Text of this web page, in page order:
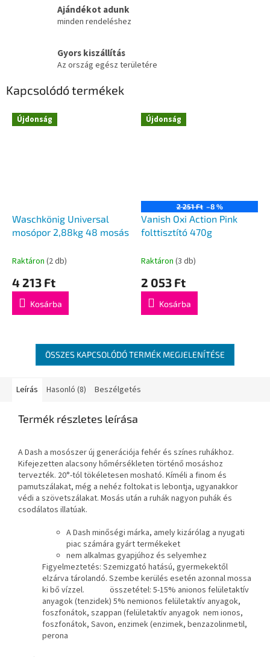
Ajándékot adunk
minden rendeléshez
Gyors kiszállítás
Az ország egész területére
Kapcsolódó termékek
Újdonság
Waschkönig Universal
mosópor 2,88kg 48 mosás
Raktáron (2 db)
4 213 Ft
Kosárba
Újdonság
2 251 Ft –8 %
Vanish Oxi Action Pink
folttisztító 470g
Raktáron (3 db)
2 053 Ft
Kosárba
ÖSSZES KAPCSOLÓDÓ TERMÉK MEGJELENÍTÉSE
Leírás Hasonló (8) Beszélgetés
Termék részletes leírása
A Dash a mosószer új generációja fehér és színes ruhákhoz.
Kifejezetten alacsony hőmérsékleten történő mosáshoz
tervezték. 20°-tól tökéletesen mosható. Kíméli a finom és
pamutszálakat, még a nehéz foltokat is lebontja, ugyanakkor
védi a szövetszálakat. Mosás után a ruhák nagyon puhák és
csodálatos illatúak.
A Dash minőségi márka, amely kizárólag a nyugati
piac számára gyárt termékeket
nem alkalmas gyapjúhoz és selyemhez
Figyelmeztetés: Szemizgató hatású, gyermekektől
elzárva tárolandó. Szembe kerülés esetén azonnal mossa
ki bő vízzel. összetétel: 5-15% anionos felületaktív
anyagok (tenzidek) 5% nemionos felületaktív anyagok,
foszfonátok, szappan (felületaktív anyagok nem ionos,
foszfonátok, Savon, enzimek (enzimek, benzazolinmetil,
perona